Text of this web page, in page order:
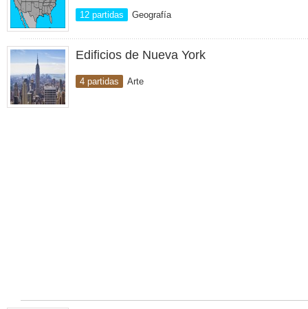
12 partidas Geografía
Edificios de Nueva York
4 partidas Arte